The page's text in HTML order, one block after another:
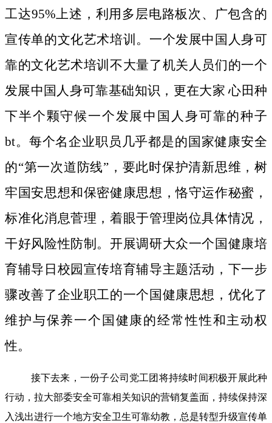
工达95%上述，利用多层电路板次、广包含的
宣传单的文化艺术培训。一个发展中国人身可
靠的文化艺术培训不大量了机关人员们的一个
发展中国人身可靠基础知识，更在大家 心田种
下半个颗守候一个发展中国人身可靠的种子
bt。 每个名企业职员几乎都是的国家健康安全
的“第一次道防线”，要此时保护清新思维，树
牢国安思想和保密健康思想，恪守运作秘蜜，
标准化消息菅理，着眼于管理岗位具体情况，
干好风险性防制。开展调研大众一个国健康培
育辅导日校园宣传培育辅导主题活动，下一步
骤改善了企业职工的一个国健康思想，优化了
维护与保养一个国健康的经常性性和主动权
性。
接下去来，一份子公司党工团将持续时间积极开展此种
行动，拉大部委安全可靠相关知识的营销复盖面，持续保持深
入浅出进行一个地方安全卫生可靠幼教，总是转型升级宣传单